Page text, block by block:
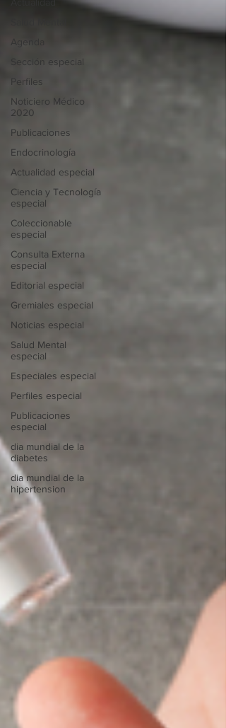
Agenda
Sección especial
Perfiles
Noticiero Médico
2020
Publicaciones
Endocrinología
Actualidad especial
Ciencia y Tecnología
especial
Coleccionable
especial
Consulta Externa
especial
Editorial especial
Gremiales especial
Noticias especial
Salud Mental
especial
Especiales especial
Perfiles especial
Publicaciones
especial
dia mundial de la
diabetes
dia mundial de la
hipertension